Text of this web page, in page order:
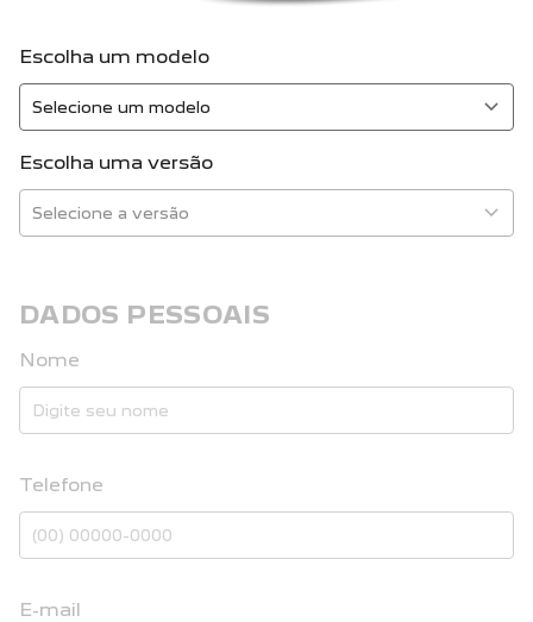
Escolha um modelo
Escolha uma versão
DADOS PESSOAIS
Nome
Telefone
E-mail